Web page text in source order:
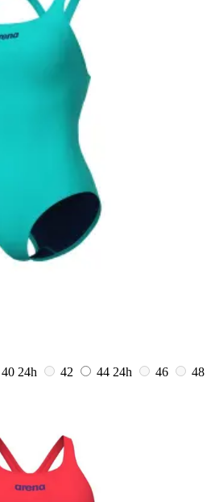
40 24h 42 44 24h 46
48